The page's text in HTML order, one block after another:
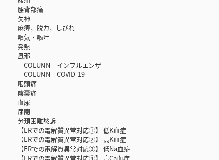
腰背部痛
失神
麻痺，脱力，しびれ
嘔気・嘔吐
発熱
風邪
COLUMN インフルエンザ
COLUMN COVID-19
咽頭痛
陰嚢痛
血尿
尿閉
分類困難愁訴
【ERでの電解質異常対応①】 低K血症
【ERでの電解質異常対応②】 高K血症
【ERでの電解質異常対応③】 低Na血症
【ERでの電解質異常対応④】 高Ca血症